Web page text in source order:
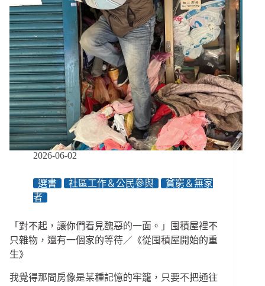
2026-06-02
選書 社區工作＆公民參與
貧窮＆無家
者
「對不起，讓你們看見醜惡的一面。」囤積屋裡不
只雜物，還有一個家的等待／《從囤積屋開始的重
生》
我覺得那間房像是某種記憶的牢籠，只要不把通往